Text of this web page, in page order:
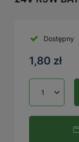
Dostępny
1,80 zł